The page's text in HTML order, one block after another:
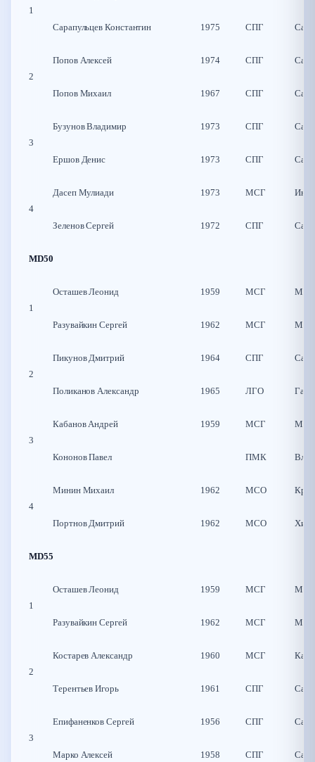
1
Сарапульцев Константин 1975 СПГ
2
Попов Алексей 1974 СПГ
Попов Михаил 1967 СПГ
3
Бузунов Владимир 1973 СПГ
Ершов Денис 1973 СПГ
4
Дасеп Мулиади 1973 МСГ
Зеленов Сергей 1972 СПГ
MD50
1
Осташев Леонид 1959 МСГ
Разувайкин Сергей 1962 МСГ
2
Пикунов Дмитрий 1964 СПГ
Поликанов Александр 1965 ЛГО
3
Кабанов Андрей 1959 МСГ
Кононов Павел ПМК
4
Минин Михаил 1962 МСО
Портнов Дмитрий 1962 МСО
MD55
1
Осташев Леонид 1959 МСГ
Разувайкин Сергей 1962 МСГ
2
Костарев Александр 1960 МСГ
Терентьев Игорь 1961 СПГ
3
Епифаненков Сергей 1956 СПГ
Марко Алексей 1958 СПГ